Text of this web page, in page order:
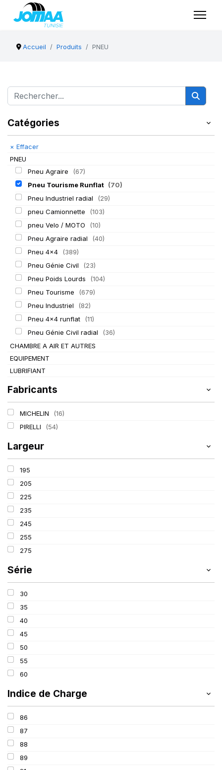
Accueil Produits PNEU
Catégories
× Effacer
PNEU
Pneu Agraire
(67)
Pneu Tourisme Runflat (70)
Pneu Industriel radial
(29)
pneu Camionnette
(103)
pneu Velo / MOTO
(10)
Pneu Agraire radial
(40)
Pneu 4x4
(389)
Pneu Génie Civil
(23)
Pneu Poids Lourds
(104)
Pneu Tourisme
(679)
Pneu Industriel
(82)
Pneu 4x4 runflat
(11)
Pneu Génie Civil radial
(36)
CHAMBRE A AIR ET AUTRES
EQUIPEMENT
LUBRIFIANT
Fabricants
MICHELIN
(16)
PIRELLI
(54)
Largeur
195
205
225
235
245
255
275
Série
30
35
40
45
50
55
60
Indice de Charge
86
87
88
89